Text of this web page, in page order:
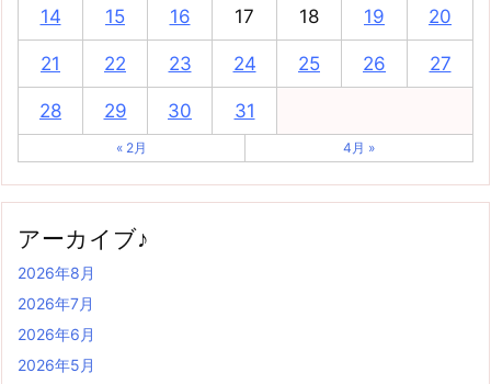
14 15 16 17 18 19 20
21 22 23 24 25 26 27
28 29 30 31
« 2月 4月 »
アーカイブ♪
2026年8月
2026年7月
2026年6月
2026年5月